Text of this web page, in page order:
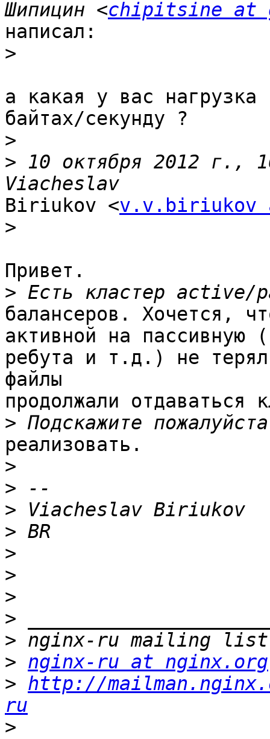
Шипицин <chipitsine at
написал:
>
а какая у вас
байтах/секунду ?
>
> 10 октября 2012 г.,
Biriukov <v.v.biriukov
>
Привет.
>
балансеров. Хочется,
активной на пассивную
ребута и т.д.) не
файлы
продолжали отдаваться
>
реализовать.
>
>
>
>
>
>
>
>
>
> nginx-ru at nginx.org
> http://
ru
>